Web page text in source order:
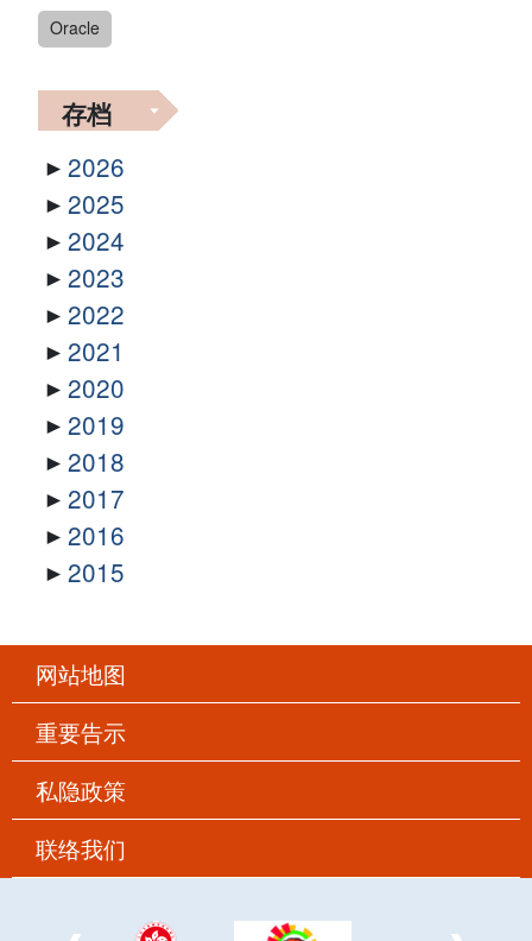
Oracle
存档
2026
2025
2024
2023
2022
2021
2020
2019
2018
2017
2016
2015
网站地图
重要告示
私隐政策
联络我们